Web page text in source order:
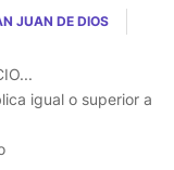
JUAN DE DIOS
igual o superior a